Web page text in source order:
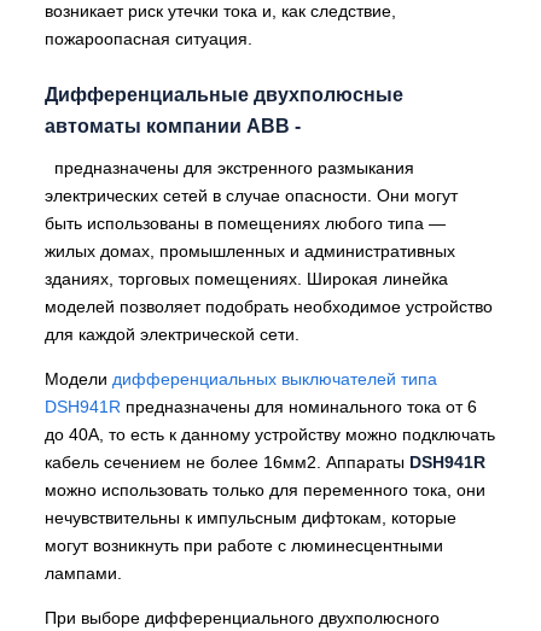
возникает риск утечки тока и, как следствие,
пожароопасная ситуация.
Дифференциальные двухполюсные
автоматы компании ABB -
предназначены для экстренного размыкания
электрических сетей в случае опасности. Они могут
быть использованы в помещениях любого типа —
жилых домах, промышленных и административных
зданиях, торговых помещениях. Широкая линейка
моделей позволяет подобрать необходимое устройство
для каждой электрической сети.
Модели дифференциальных выключателей типа
DSH941R предназначены для номинального тока от 6
до 40А, то есть к данному устройству можно подключать
кабель сечением не более 16мм2. Аппараты DSH941R
можно использовать только для переменного тока, они
нечувствительны к импульсным дифтокам, которые
могут возникнуть при работе с люминесцентными
лампами.
При выборе дифференциального двухполюсного